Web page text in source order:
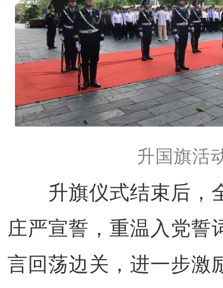
升国旗活
升旗仪式结束后，
庄严宣誓，重温入党誓
言回荡边关，进一步激